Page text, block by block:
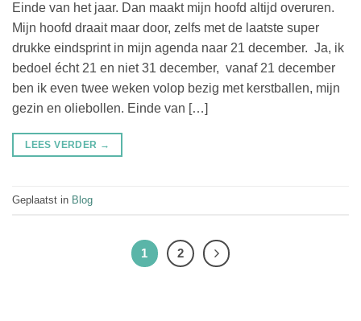
Einde van het jaar. Dan maakt mijn hoofd altijd overuren.
Mijn hoofd draait maar door, zelfs met de laatste super
drukke eindsprint in mijn agenda naar 21 december. Ja, ik
bedoel écht 21 en niet 31 december, vanaf 21 december
ben ik even twee weken volop bezig met kerstballen, mijn
gezin en oliebollen. Einde van […]
LEES VERDER →
Geplaatst in Blog
1 2